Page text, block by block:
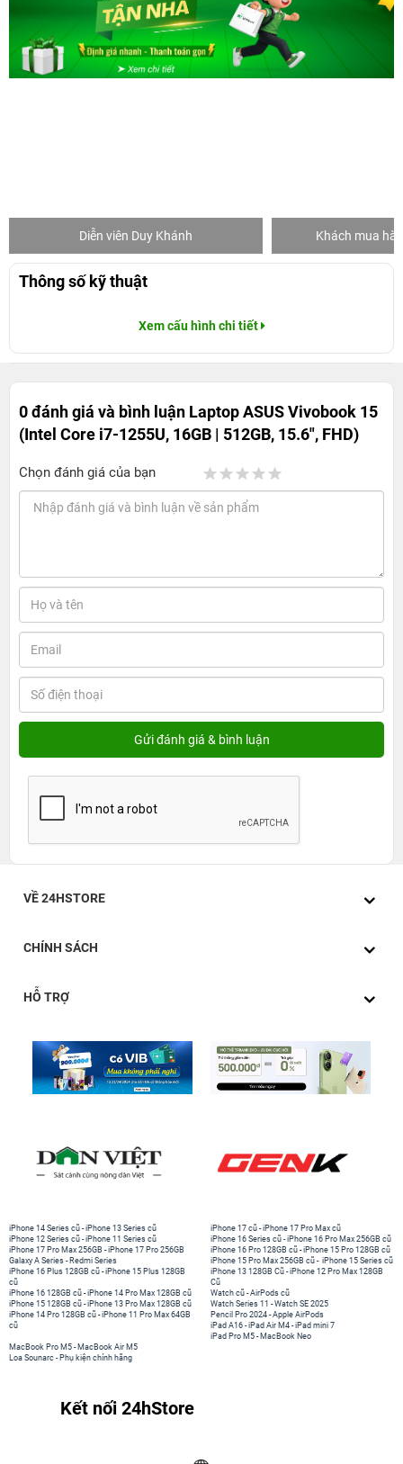
Diễn viên Duy Khánh Khách mua
Thông số kỹ thuật
Xem cấu hình chi tiết
0 đánh giá và bình luận Laptop ASUS Vivobook 15
(Intel Core i7-1255U, 16GB | 512GB, 15.6", FHD)
Chọn đánh giá của bạn
VỀ 24HSTORE
CHÍNH SÁCH
HỖ TRỢ
iPhone 14 Series cũ -iPhone 13 Series cũ
iPhone 12 Series cũ -iPhone 11 Series cũ
iPhone 17 Pro Max 256GB -iPhone 17 Pro 256GB
Galaxy A Series - Redmi Series
iPhone 17 cũ -iPhone 17 Pro Max cũ
iPhone 16 Series cũ - iPhone 16 Pro Max 256GB cũ
iPhone 16 Pro 128GB cũ -iPhone 15 Pro 128GB cũ
iPhone 15 Pro Max 256GB cũ - iPhone 15 Series cũ
iPhone 16 Plus 128GB cũ -iPhone 15 Plus 128GB
cũ
iPhone 16 128GB cũ -iPhone 14 Pro Max 128GB cũ
iPhone 15 128GB cũ -iPhone 13 Pro Max 128GB cũ
iPhone 14 Pro 128GB cũ -iPhone 11 Pro Max 64GB
cũ
iPhone 13 128GB Cũ -iPhone 12 Pro Max 128GB
Cũ
Watch cũ -AirPods cũ
Watch Series 11 -Watch SE 2025
Pencil Pro 2024 -Apple AirPods
iPad A16 -iPad Air M4 -iPad mini 7
iPad Pro M5 - MacBook Neo
MacBook Pro M5 - MacBook Air M5
Loa Sounarc - Phụ kiện chính hãng
Kết nối 24hStore